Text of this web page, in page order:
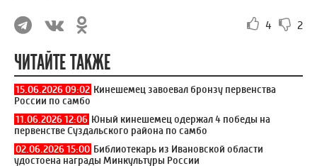
4 2
ЧИТАЙТЕ ТАКЖЕ
15.06.2026 09:02 Кинешемец завоевал бронзу первенства
России по самбо
11.06.2026 12:06 Юный кинешемец одержал 4 победы на
первенстве Суздальского района по самбо
02.06.2026 15:00 Библиотекарь из Ивановской области
удостоена награды Минкультуры России